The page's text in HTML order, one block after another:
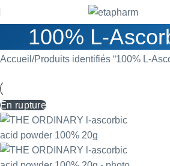
100% L-
Accueil Produits identifiés “100% L-
En rupture